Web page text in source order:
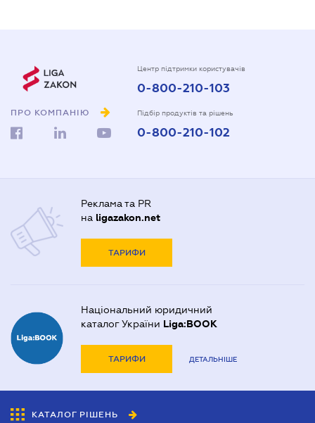
ПРО КОМПАНІЮ
Центр підтримки користувачів
0-800-210-103
Підбір продуктів та рішень
0-800-210-102
Реклама та PR
на ligazakon.net
ТАРИФИ
Національний юридичний
каталог України Liga:BOOK
ТАРИФИ ДЕТАЛЬНІШЕ
КАТАЛОГ РІШЕНЬ